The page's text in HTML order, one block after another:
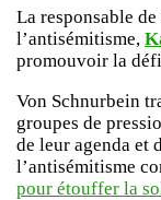
La responsable
l’antisémitisme,
promouvoir la
Von Schnurbein
groupes de
de leur agenda et
l’antisémitisme
pour étouffer la